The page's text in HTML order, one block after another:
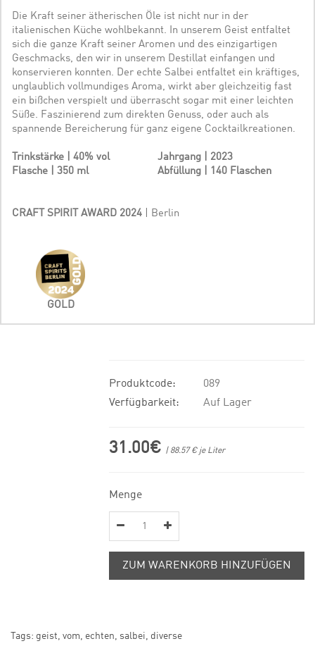
Die Kraft seiner ätherischen Öle ist nicht nur in der
italienischen Küche wohlbekannt. In unserem Geist entfaltet
sich die ganze Kraft seiner Aromen und des einzigartigen
Geschmacks, den wir in unserem Destillat einfangen und
konservieren konnten. Der echte Salbei entfaltet ein kräftiges,
unglaublich vollmundiges Aroma, wirkt aber gleichzeitig fast
ein bißchen verspielt und überrascht sogar mit einer leichten
Süße. Faszinierend zum direkten Genuss, oder auch als
spannende Bereicherung für ganz eigene Cocktailkreationen.
Trinkstärke | 40% vol
Jahrgang | 2023
Flasche | 350 ml
Abfüllung | 140 Flaschen
CRAFT SPIRIT AWARD 2024 | Berlin
GOLD
Produktcode:
089
Verfügbarkeit:
Auf Lager
31.00€ | 88.57 € je Liter
Menge
ZUM WARENKORB HINZUFÜGEN
Tags: geist vom echten salbei diverse